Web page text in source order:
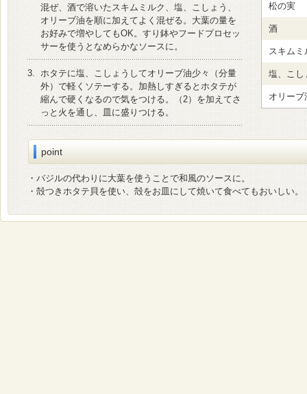
混ぜ、酒で溶いたスキムミルク、塩、こしょう、
オリーブ油を順に加えてよく混ぜる。大葉の量を
お好みで増やしてもOK。すり鉢やフードプロセッ
サーを使うとなめらかなソースに。
3. ホタテに塩、こしょうしてオリーブ油少々（分量
外）で軽くソテーする。加熱しすぎるとホタテが
縮んで硬くなるので気をつける。（2）を加えてさ
っと火を通し、皿に盛りつける。
松の実
酒
スキムミ
塩、こし
オリーブ
point
・バジルの代わりに大葉を使うことで和風のソースに。
・殻つきホタテ貝を使い、殻をお皿にして焼いて食べてもおいしい。